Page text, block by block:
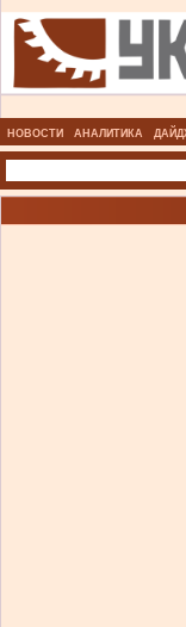
НОВОСТИ АНАЛИТИКА